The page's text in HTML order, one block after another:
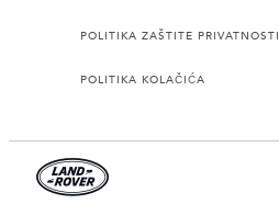
POLITIKA ZAŠTITE PRIVATNOSTI
POLITIKA KOLAČIĆA